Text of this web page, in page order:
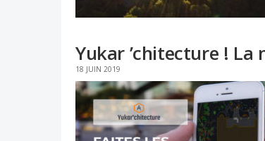
Yukar ’chitecture ! La
18 JUIN 2019